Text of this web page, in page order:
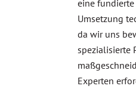
eine
Umsetzung
da wir uns
spezialisierte
Experten